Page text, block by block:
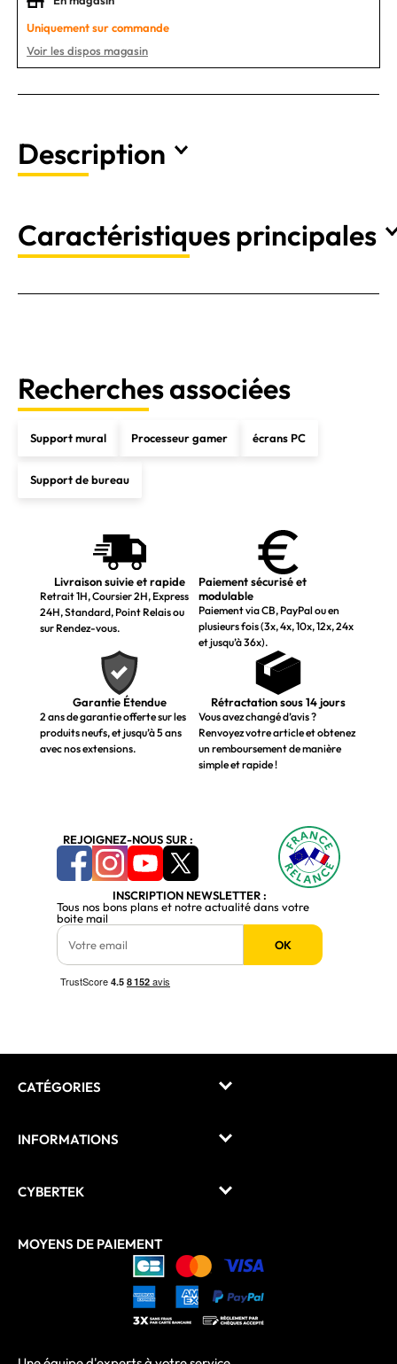
Uniquement sur commande
Voir les dispos magasin
Description
Caractéristiques principales
Recherches associées
Support mural Processeur gamer écrans PC
Support de bureau
Livraison suivie et rapide
Retrait 1H, Coursier 2H, Express
24H, Standard, Point Relais ou
sur Rendez-vous.
Paiement sécurisé et
modulable
Paiement via CB, PayPal ou en
plusieurs fois (3x, 4x, 10x, 12x, 24x
et jusqu’à 36x).
Garantie Étendue
2 ans de garantie offerte sur les
produits neufs, et jusqu’à 5 ans
avec nos extensions.
Rétractation sous 14 jours
Vous avez changé d’avis ?
Renvoyez votre article et obtenez
un remboursement de manière
simple et rapide !
REJOIGNEZ-NOUS SUR :
INSCRIPTION NEWSLETTER :
Tous nos bons plans et notre actualité dans votre
boite mail
OK
CATÉGORIES
INFORMATIONS
CYBERTEK
MOYENS DE PAIEMENT